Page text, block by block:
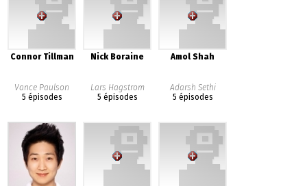
Connor Tillman
Vance Paulson
5 épisodes
Nick Boraine
Lars Hagstrom
5 épisodes
Amol Shah
Adarsh Sethi
5 épisodes